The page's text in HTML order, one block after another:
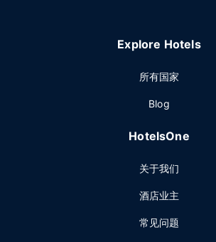
Explore Hotels
所有国家
Blog
HotelsOne
关于我们
酒店业主
常见问题